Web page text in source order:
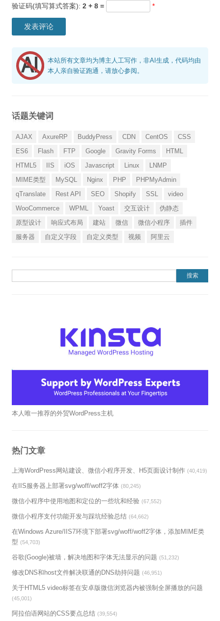
验证码(填写算式答案): 2 + 8 = *
本站所有文章均为博主人工写作，非AI生成，代码均由
本人亲自验证跑通，请放心参阅。
话题关键词
AJAX AxureRP BuddyPress CDN CentOS
CSS
ES6
Flash FTP Google Gravity Forms
HTML
HTML5
IIS iOS Javascript Linux
LNMP
MIME类型
MySQL Nginx PHP
PHPMyAdmin
qTranslate
Rest API SEO Shopify SSL
video
WooCommerce
WPML Yoast 交互设计
伪静态
原型设计
响应式布局 建站 微信 微信小程序
插件
服务器
自定义字段 自定义类型 视频 阿里云
本人唯一推荐的外贸WordPress主机
热门文章
上海WordPress网站建设、微信小程序开发、H5页面设计制作 (40,419)
在IIS服务器上部署svg/woff/woff2字体 (80,245)
微信小程序中使用地图和定位的一些坑和经验 (67,552)
微信小程序支付功能开发与踩坑经验总结 (64,662)
在Windows Azure/IIS7环境下部署svg/woff/woff2字体，添加MIME类
型 (54,703)
谷歌(Google)被墙，解决地图和字体无法显示的问题 (51,232)
修改DNS和host文件解决联通的DNS劫持问题 (46,951)
关于HTML5 video标签在安卓版微信浏览器内被强制全屏播放的问题
(45,001)
阿拉伯语网站的CSS要点总结 (39,554)